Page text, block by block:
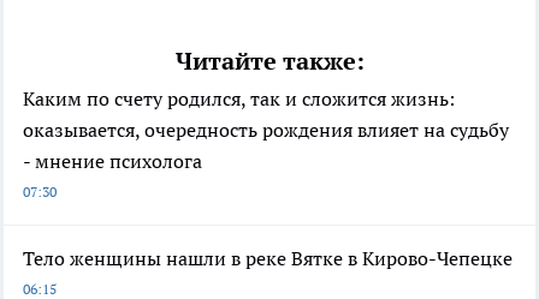
Читайте также:
Каким по счету родился, так и сложится жизнь:
оказывается, очередность рождения влияет на судьбу
- мнение психолога
07:30
Тело женщины нашли в реке Вятке в Кирово-Чепецке
06:15